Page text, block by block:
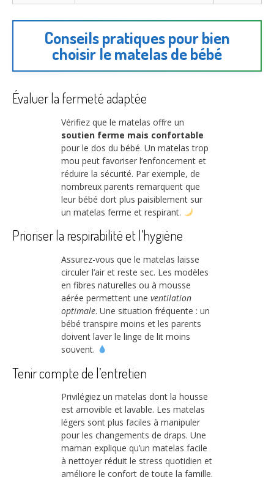
Conseils pratiques pour bien
choisir le matelas de bébé
Évaluer la fermeté adaptée
Vérifiez que le matelas offre un
soutien ferme mais confortable
pour le dos du bébé. Un matelas trop
mou peut favoriser l’enfoncement et
réduire la sécurité. Par exemple, de
nombreux parents remarquent que
leur bébé dort plus paisiblement sur
un matelas ferme et respirant.
Prioriser la respirabilité et l’hygiène
Assurez-vous que le matelas laisse
circuler l’air et reste sec. Les modèles
en fibres naturelles ou à mousse
aérée permettent une ventilation
optimale. Une situation fréquente : un
bébé transpire moins et les parents
doivent laver le linge de lit moins
souvent.
Tenir compte de l’entretien
Privilégiez un matelas dont la housse
est amovible et lavable. Les matelas
légers sont plus faciles à manipuler
pour les changements de draps. Une
maman explique qu’un matelas facile
à nettoyer réduit le stress quotidien et
améliore le confort de toute la famille.